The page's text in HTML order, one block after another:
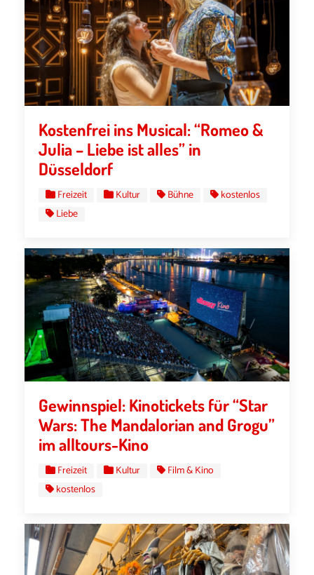
Kostenfrei ins Musical: “Romeo &
Julia – Liebe ist alles” in
Düsseldorf
Freizeit Kultur Bühne
kostenlos
Liebe
Gewinnspiel: Kinotickets für “Star
Wars: The Mandalorian and Grogu”
im alltours-Kino
Freizeit Kultur
Film & Kino
kostenlos